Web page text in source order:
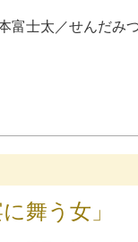
富士太 ／せんだみ
舞う女」